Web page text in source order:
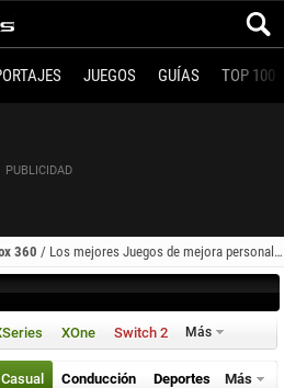
JUEGOS GUÍAS TOP 100
360 / Los mejores Juegos de mejora personal (Xbox 360)
XOne Switch 2 Más
Casual Conducción Deportes Más